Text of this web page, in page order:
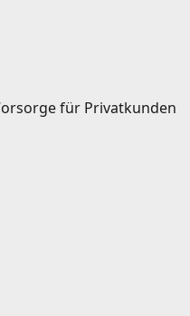
für Privatkunden